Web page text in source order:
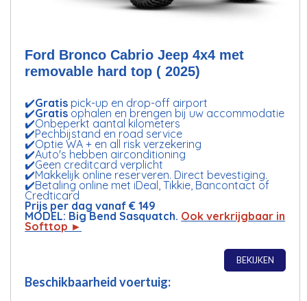
Ford Bronco Cabrio Jeep 4x4 met
removable hard top ( 2025)
✔️Gratis pick-up en drop-off airport
✔️Gratis ophalen en brengen bij uw accommodatie
✔️Onbeperkt aantal kilometers
✔️Pechbijstand en road service
✔️Optie WA + en all risk verzekering
✔️Auto's hebben airconditioning
✔️Geen creditcard verplicht
✔️Makkelijk online reserveren. Direct bevestiging.
✔️Betaling online met iDeal, Tikkie, Bancontact of
Credticard
Prijs per dag vanaf € 149
MODEL: Big Bend Sasquatch. Ook verkrijgbaar in
Softtop ►
BEKIJKEN
Beschikbaarheid voertuig: